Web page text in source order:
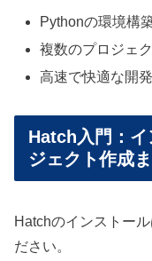
Pythonの環境構
複数のプロジェ
高速で快適な開
Hatch入門：イ
ジェクト作成
Hatchのインストー
ださい。